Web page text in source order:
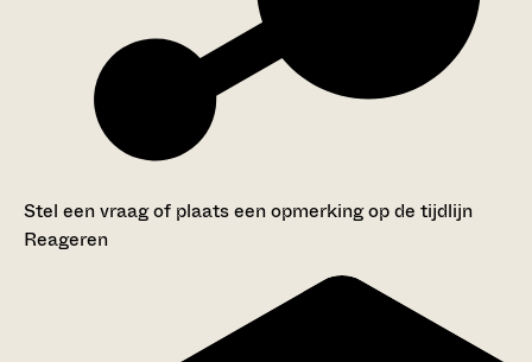
Stel een vraag of plaats een opmerking op de tijdlijn
Reageren